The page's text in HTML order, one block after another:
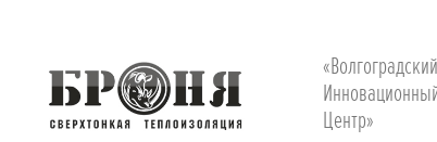
«Волгоградский
Центр»